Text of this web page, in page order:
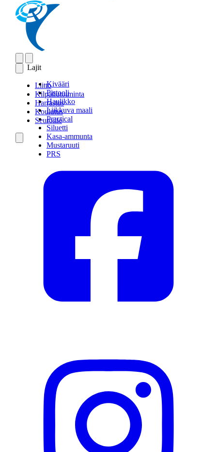
Lajit
Kivääri
Pistooli
Haulikko
Liikkuva maali
Practical
Siluetti
Kasa-ammunta
Mustaruuti
PRS
Liitto
Kilpailutoiminta
Harrastus
Koulutus
Seuroille